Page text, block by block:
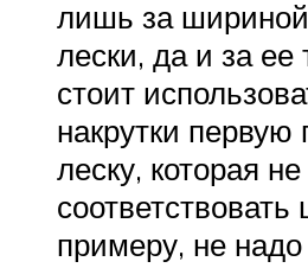
лишь за
лески, да и за
стоит
накрутки
леску, которая
примеру, не